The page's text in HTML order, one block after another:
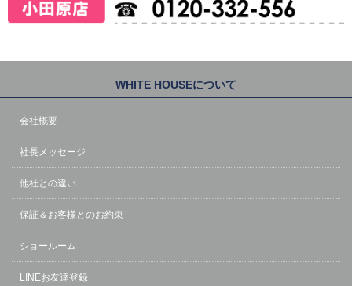
WHITE HOUSEについて
会社概要
社長メッセージ
他社との違い
保証＆お客様とのお約束
ショールーム
LINEお友達登録